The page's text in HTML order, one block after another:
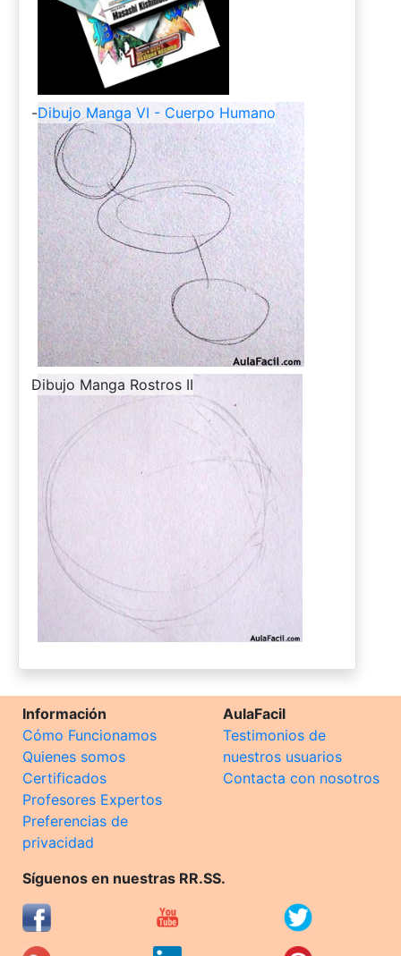
-Dibujo Manga VI - Cuerpo Humano
-
Dibujo Manga Rostros II
Información
Cómo Funcionamos
Quienes somos
Certificados
Profesores Expertos
Preferencias de
privacidad
AulaFacil
Testimonios de
nuestros usuarios
Contacta con nosotros
Síguenos en nuestras RR.SS.